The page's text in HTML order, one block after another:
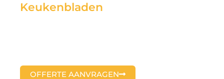
Keukenbladen
OFFERTE AANVRAGEN